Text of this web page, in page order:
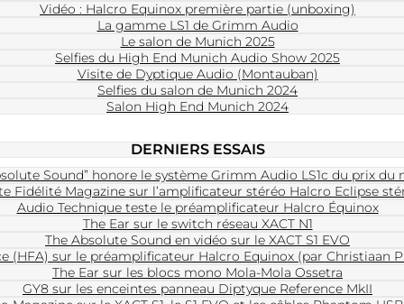
Vidéo : Halcro Equinox première partie (unboxing)
La gamme LS1 de Grimm Audio
Le salon de Munich 2025
Selfies du High End Munich Audio Show 2025
Visite de Dyptique Audio (Montauban)
Selfies du salon de Munich 2024
Salon High End Munich 2024
DERNIERS ESSAIS
Sound” honore le système Grimm Audio LS1c du prix
Fidélité Magazine sur l’amplificateur stéréo Halcro Eclipse
Audio Technique teste le préamplificateur Halcro Équinox
The Ear sur le switch réseau XACT N1
The Absolute Sound en vidéo sur le XACT S1 EVO
(HFA) sur le préamplificateur Halcro Equinox (par Christiaan
The Ear sur les blocs mono Mola-Mola Ossetra
GY8 sur les enceintes panneau Diptyque Reference MkII